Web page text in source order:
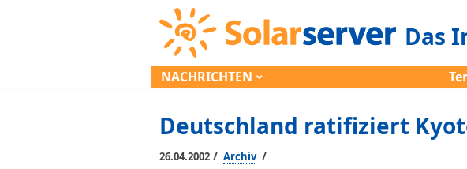
Das
NACHRICHTEN
Deutschland ratifiziert
26.04.2002 / Archiv /